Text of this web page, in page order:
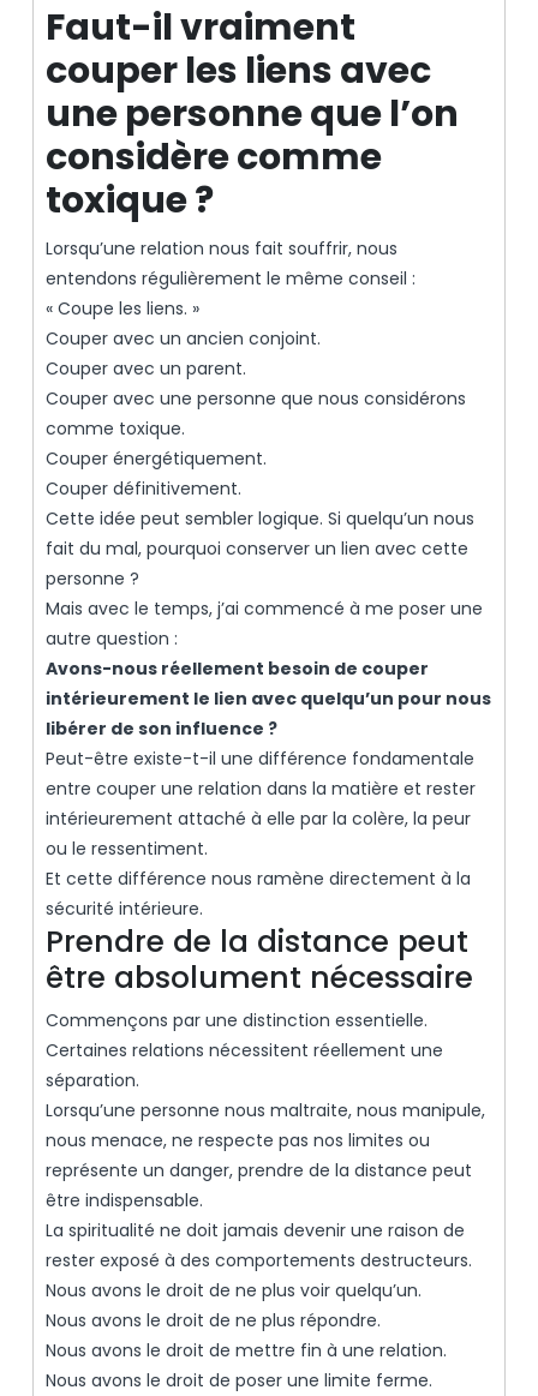
Faut-il vraiment
couper les liens avec
une personne que l’on
considère comme
toxique ?
Lorsqu’une relation nous fait souffrir, nous
entendons régulièrement le même conseil :
« Coupe les liens. »
Couper avec un ancien conjoint.
Couper avec un parent.
Couper avec une personne que nous considérons
comme toxique.
Couper énergétiquement.
Couper définitivement.
Cette idée peut sembler logique. Si quelqu’un nous
fait du mal, pourquoi conserver un lien avec cette
personne ?
Mais avec le temps, j’ai commencé à me poser une
autre question :
Avons-nous réellement besoin de couper
intérieurement le lien avec quelqu’un pour nous
libérer de son influence ?
Peut-être existe-t-il une différence fondamentale
entre couper une relation dans la matière et rester
intérieurement attaché à elle par la colère, la peur
ou le ressentiment.
Et cette différence nous ramène directement à la
sécurité intérieure.
Prendre de la distance peut
être absolument nécessaire
Commençons par une distinction essentielle.
Certaines relations nécessitent réellement une
séparation.
Lorsqu’une personne nous maltraite, nous manipule,
nous menace, ne respecte pas nos limites ou
représente un danger, prendre de la distance peut
être indispensable.
La spiritualité ne doit jamais devenir une raison de
rester exposé à des comportements destructeurs.
Nous avons le droit de ne plus voir quelqu’un.
Nous avons le droit de ne plus répondre.
Nous avons le droit de mettre fin à une relation.
Nous avons le droit de poser une limite ferme.